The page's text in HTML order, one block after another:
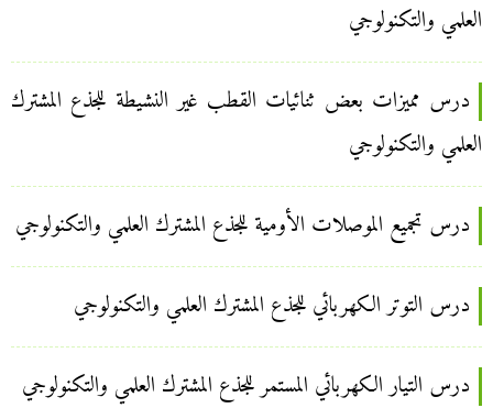
العلمي والتكنولوجي
درس مميزات بعض ثنائيات القطب غير النشيطة للجذع المشترك
العلمي والتكنولوجي
درس تجميع الموصلات الأومية للجذع المشترك العلمي والتكنولوجي
درس التوتر الكهربائي للجذع المشترك العلمي والتكنولوجي
درس التيار الكهربائي المستمر للجذع المشترك العلمي والتكنولوجي